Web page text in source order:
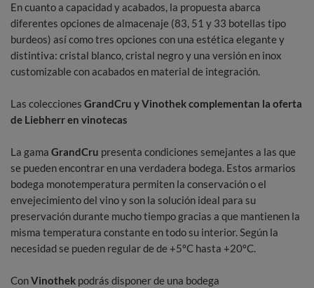
En cuanto a capacidad y acabados, la propuesta abarca
diferentes opciones de almacenaje (83, 51 y 33 botellas tipo
burdeos) así como tres opciones con una estética elegante y
distintiva: cristal blanco, cristal negro y una versión en inox
customizable con acabados en material de integración.
Las colecciones GrandCru y Vinothek complementan la oferta
de Liebherr en vinotecas
La gama GrandCru presenta condiciones semejantes a las que
se pueden encontrar en una verdadera bodega. Estos armarios
bodega monotemperatura permiten la conservación o el
envejecimiento del vino y son la solución ideal para su
preservación durante mucho tiempo gracias a que mantienen la
misma temperatura constante en todo su interior. Según la
necesidad se pueden regular de de +5ºC hasta +20ºC.
ConVinothek podrás disponer de una bodega